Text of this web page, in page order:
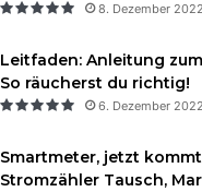
8. Dezember 2022
Leitfaden: Anleitung
So räucherst du richtig!
6. Dezember 2022
Smartmeter, jetzt
Stromzähler Tausch,